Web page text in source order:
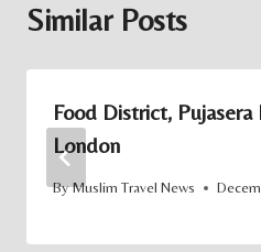
Similar Posts
Food District,
London
ByMuslim Travel News